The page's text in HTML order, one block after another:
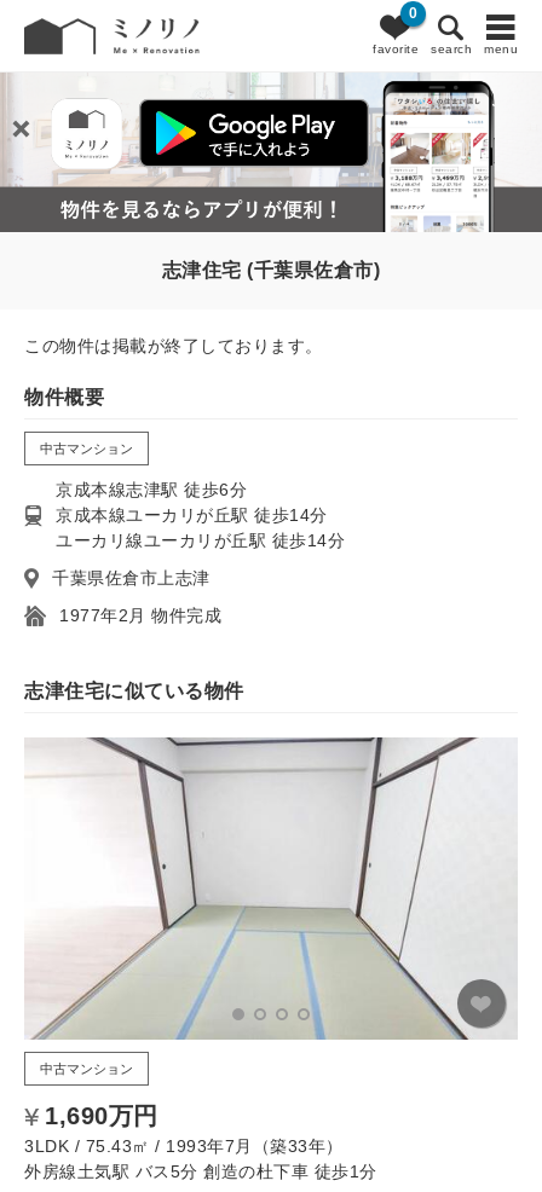
favorite
0
search menu
志津住宅 (千葉県佐倉市)
この物件は掲載が終了しております。
物件概要
中古マンション
京成本線志津駅 徒歩6分
京成本線ユーカリが丘駅 徒歩14分
ユーカリ線ユーカリが丘駅 徒歩14分
千葉県佐倉市上志津
1977年2月 物件完成
志津住宅に似ている物件
中古マンション
1,690万円
3LDK / 75.43㎡ / 1993年7月（築33年）
外房線土気駅 バス5分 創造の杜下車 徒歩1分